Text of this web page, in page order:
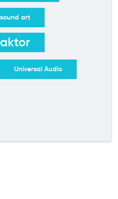
sound art
Universal Audio